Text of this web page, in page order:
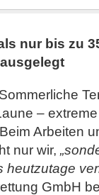
nur bis zu
Sommerliche
–
Arbeiten
nur wir,
heutzutage
GmbH